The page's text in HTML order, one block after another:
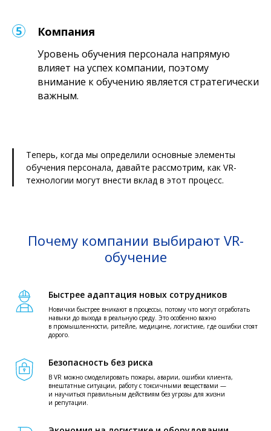
Компания
Уровень обучения персонала напрямую
влияет на успех компании, поэтому
внимание к обучению является стратегически
важным.
Теперь, когда мы определили основные элементы
обучения персонала, давайте рассмотрим, как VR-
технологии могут внести вклад в этот процесс.
Почему компании выбирают VR-
обучение
Быстрее адаптация новых сотрудников
Новички быстрее вникают в процессы, потому что могут отработать
навыки до выхода в реальную среду. Это особенно важно
в промышленности, ритейле, медицине, логистике, где ошибки стоят
дорого.
Безопасность без риска
В VR можно смоделировать пожары, аварии, ошибки клиента,
внештатные ситуации, работу с токсичными веществами —
и научиться правильным действиям без угрозы для жизни
и репутации.